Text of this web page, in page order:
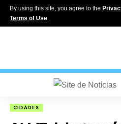
By using this site, you agree to the
Terms of Use.
CIDADES